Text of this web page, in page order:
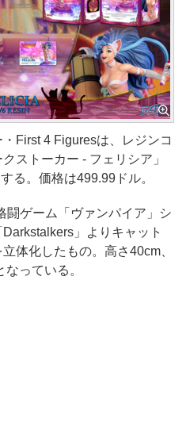
First 4 Figuresは、レジンコ
ストーカー - フェリシア」
る。価格は499.99ドル。
ゲーム「ヴァンパイア」シ
」よりキャット
体化したもの。高さ40cm、
っている。